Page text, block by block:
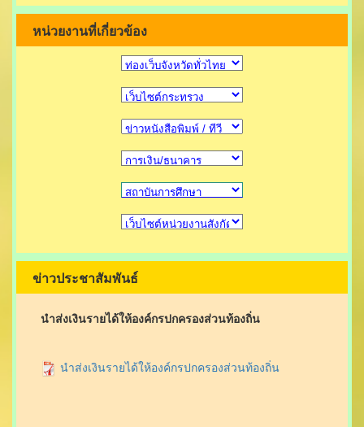
หน่วยงานที่เกี่ยวข้อง
ข่าวประชาสัมพันธ์
นำส่งเงินรายได้ให้องค์กรปกครองส่วนท้องถิ่น
นำส่งเงินรายได้ให้องค์กรปกครองส่วนท้องถิ่น